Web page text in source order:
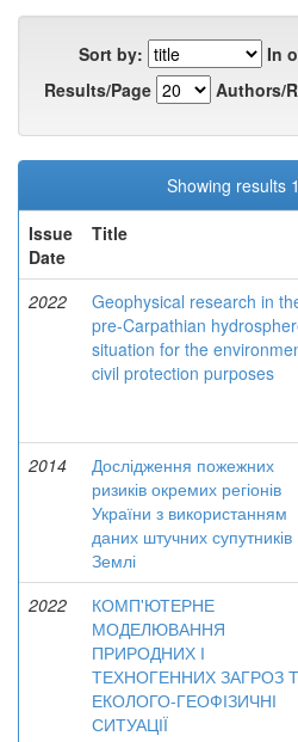
Sort by:
In
Results/Page
Authors/
Showing results
Issue
Date
Title
2022
Geophysical research in
pre-Carpathian
situation for the
civil protection purposes
2014
Дослідження пожежних
ризиків окремих регіонів
України з використанням
даних штучних супутників
Землі
2022
КОМП'ЮТЕРНЕ
МОДЕЛЮВАННЯ
ПРИРОДНИХ І
ТЕХНОГЕННИХ ЗАГРОЗ
ЕКОЛОГО-ГЕОФІЗИЧНІ
СИТУАЦІЇ